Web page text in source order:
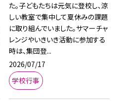
た。子どもたちは元気に登校し、涼
しい教室で集中して夏休みの課題
に取り組んでいました。サマーチャ
レンジやいきいき活動に参加する
時は、集団登...
2026/07/17
学校行事